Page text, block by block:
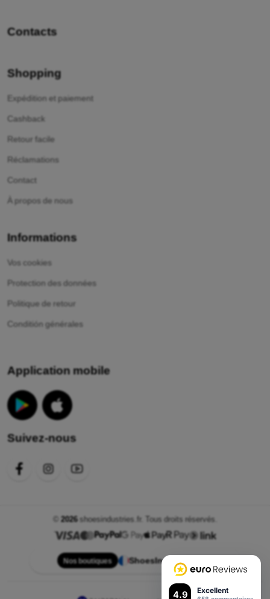
4.9 Excellent
Contacts
Shopping
Expédition et paiement
Cashback
Retour facile
Réclamations
Contact
À propos de nous
Informations
Vos cookies
Protection des données
Politique de retour
Conditión générales
Application mobile
Suivez-nous
2026shoesindustries.fr. Tous droits réservés.
Nos boutiques ShoesIndustries.fr